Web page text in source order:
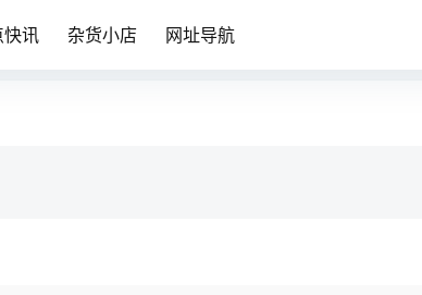
快讯 杂货小店 网址导航